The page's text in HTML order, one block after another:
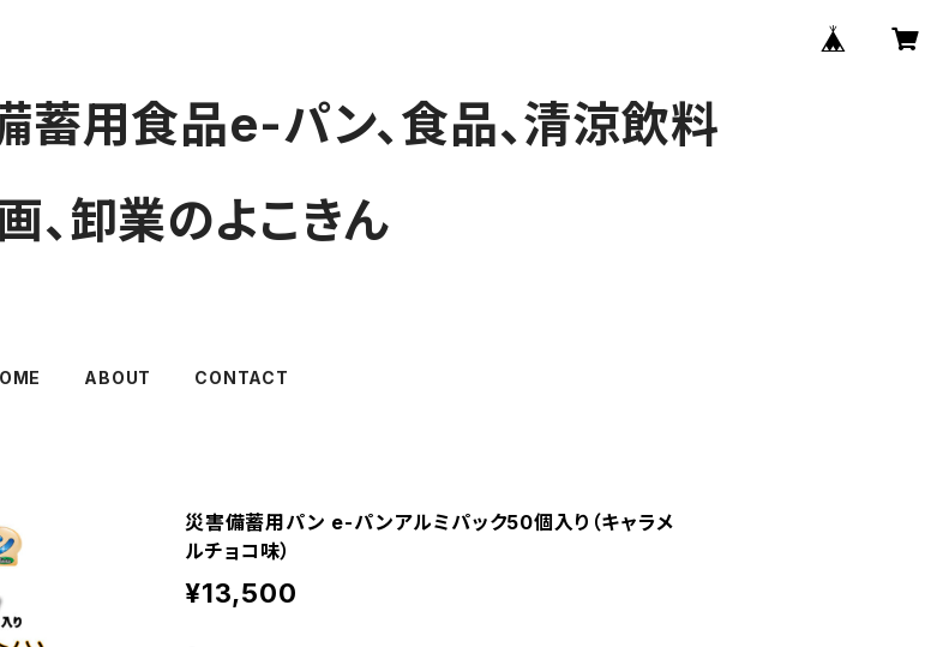
用食品e-パン、食品、清涼飲料
、卸業のよこきん
ABOUT CONTACT
災害備蓄用パン e-パンアルミパック50個入り（キャラメ
ルチョコ味）
¥13,500